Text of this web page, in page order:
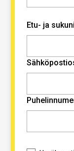
Etu- ja